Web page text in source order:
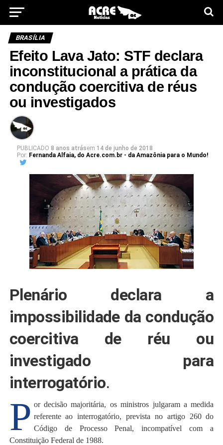
BRASÍLIA
Efeito Lava Jato: STF declara
inconstitucional a prática da
condução coercitiva de réus
ou investigados
PUBLICADO 8 anos atrásem 14 de junho de 2018
Por: Fernanda Alfaia, do Acre.com.br - da Amazônia para o Mundo!
Plenário declara a
impossibilidade da condução
coercitiva de réu ou
investigado para
interrogatório.
P or decisão majoritária, os ministros julgaram a medida
referente ao interrogatório, prevista no artigo 260 do
Código de Processo Penal, incompatível com a
Constituição Federal de 1988.